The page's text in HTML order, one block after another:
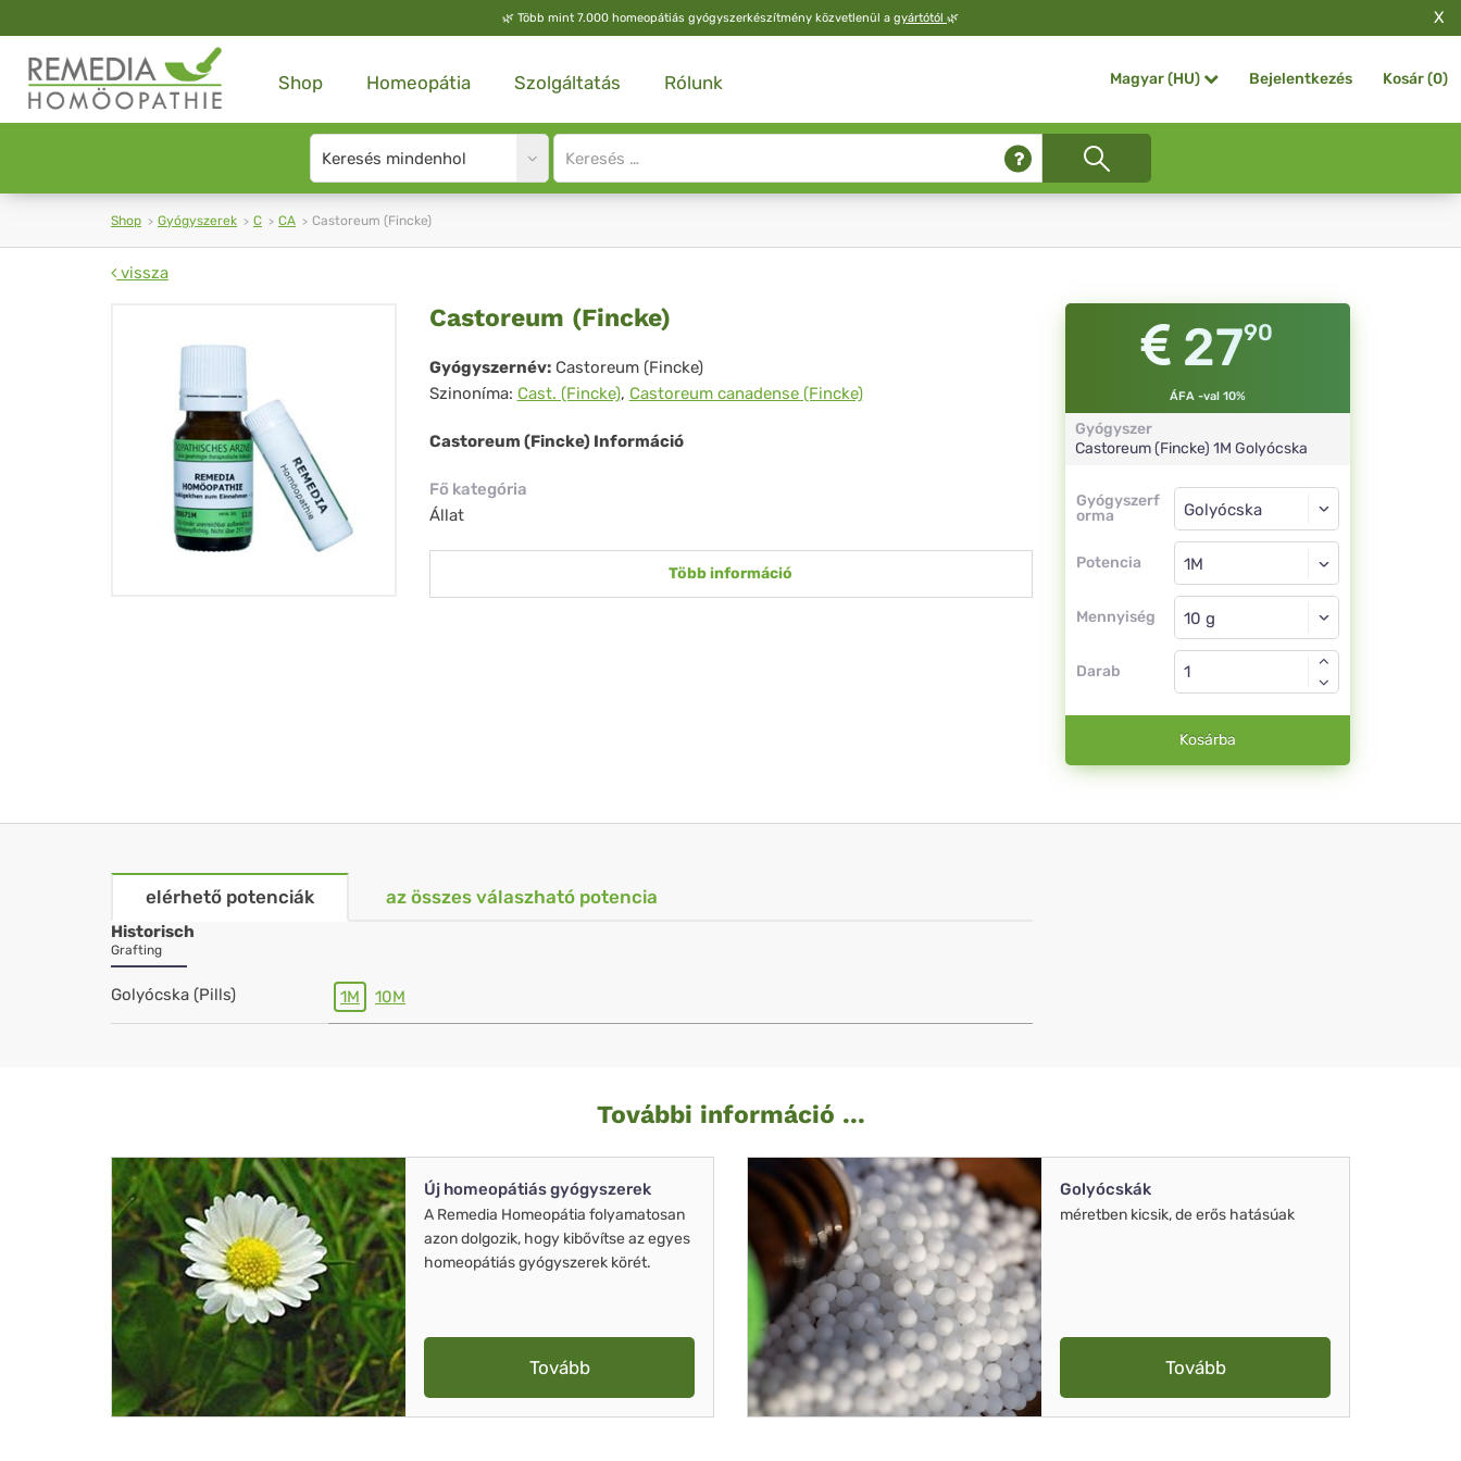
🌿 Több mint 7.000 homeopátiás gyógyszerkészítmény közvetlenül a gyártótól 🌿 X
Shop Homeopátia Szolgáltatás Rólunk Magyar (HU) Bejelentkezés Kosár (0)
Search
type
Site
search
Shop Gyógyszerek C CA Castoreum (Fincke)
vissza
Castoreum
(Fincke)
Castoreum (Fincke)
Gyógyszernév: Castoreum (Fincke)
Szinoníma: Cast. (Fincke), Castoreum canadense (Fincke)
Castoreum (Fincke) Információ
Fő kategória
Állat
Több információ
2790
ÁFA -val 10%
Gyógyszer
Castoreum (Fincke) 1M Golyócska
Gyógyszerf
orma
Gyógyszerforma
Potencia
Golyócska
1M
Mennyiség
Golyócska
Darab
Kosárba
elérhető potenciák az összes válaszható potencia
Historisch
Grafting
Golyócska (Pills) 1M 10M
További információ ...
Új homeopátiás gyógyszerek
A Remedia Homeopátia folyamatosan
azon dolgozik, hogy kibővítse az egyes
homeopátiás gyógyszerek körét.
Tovább
Golyócskák
méretben kicsik, de erős hatásúak
Tovább